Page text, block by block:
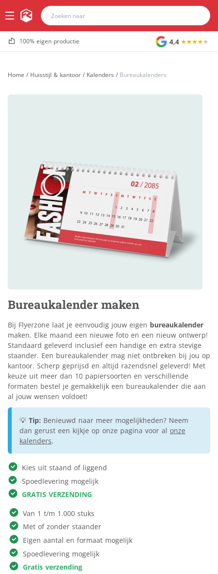
100% eigen productie 4,4
Home / Huisstijl & kantoor / Kalenders / Bureaukalenders
Bureaukalender maken
Bij Flyerzone laat je eenvoudig jouw eigen bureaukalender
maken. Elke maand een nieuwe foto en een nieuw ontwerp!
Standaard geleverd inclusief een handige en extra stevige
staander. Een bureaukalender mag niet ontbreken bij jou op
kantoor. Scherp geprijsd en altijd razendsnel geleverd! Met
keuze uit meer dan 10 papiersoorten en verschillende
formaten bestel je gemakkelijk een bureaukalender die aan
al jouw wensen voldoet!
💡 Tip: Benieuwd naar meer mogelijkheden? Neem
dan gerust een kijkje op onze pagina voor al onze
kalenders.
Kies uit staand of liggend
Spoedlevering mogelijk
GRATIS VERZENDING
Van 1 t/m 1.000 stuks
Met of zonder staander
Eigen aantal en formaat mogelijk
Spoedlevering mogelijk
Gratis verzending